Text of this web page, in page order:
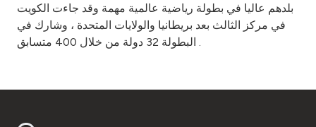
بلدهم عاليا في بطولة رياضية عالمية مهمة وقد جاءت الكويت
في مركز الثالث بعد بريطانيا والولايات المتحدة ، وشارك في
البطولة 32 دولة من خلال 400 متسابق .